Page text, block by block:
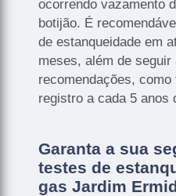
ocorrendo vazamento
botijão. É
de estanqueidade em
meses, além de seguir
recomendações,
registro a cada 5 anos
Garanta a sua
testes de
gas Jardim